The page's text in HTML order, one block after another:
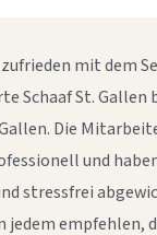
mit dem
Schaaf St. Gallen
Die
und
stressfrei
jedem empfehlen,